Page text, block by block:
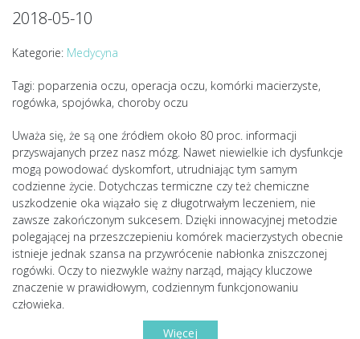
2018-05-10
Kategorie: Medycyna
Tagi: poparzenia oczu, operacja oczu, komórki macierzyste,
rogówka, spojówka, choroby oczu
Uważa się, że są one źródłem około 80 proc. informacji
przyswajanych przez nasz mózg. Nawet niewielkie ich dysfunkcje
mogą powodować dyskomfort, utrudniając tym samym
codzienne życie. Dotychczas termiczne czy też chemiczne
uszkodzenie oka wiązało się z długotrwałym leczeniem, nie
zawsze zakończonym sukcesem. Dzięki innowacyjnej metodzie
polegającej na przeszczepieniu komórek macierzystych obecnie
istnieje jednak szansa na przywrócenie nabłonka zniszczonej
rogówki. Oczy to niezwykle ważny narząd, mający kluczowe
znaczenie w prawidłowym, codziennym funkcjonowaniu
człowieka.
Więcej